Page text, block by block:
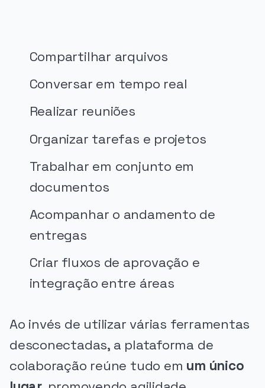
Compartilhar arquivos
Conversar em tempo real
Realizar reuniões
Organizar tarefas e projetos
Trabalhar em conjunto em
documentos
Acompanhar o andamento de
entregas
Criar fluxos de aprovação e
integração entre áreas
Ao invés de utilizar várias ferramentas
desconectadas, a plataforma de
colaboração reúne tudo em um único